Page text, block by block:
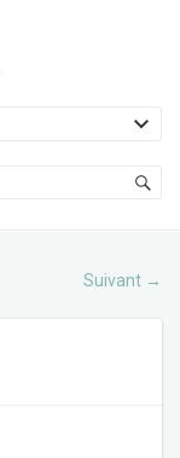
Suivant →